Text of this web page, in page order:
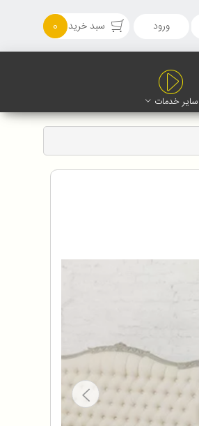
ورود سبد خرید 0
سایر خدمات